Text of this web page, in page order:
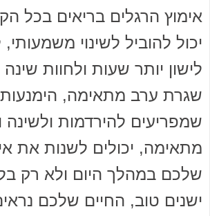
אימוץ הרגלים בריאים בכל
יכול להוביל לשינוי
לישון יותר שעות ולחוות
שגרת ערב מתאימה, הימנעות
שמפריעים להירדמות ולשינה
מתאימה, יכולים לשנות את
שלכם במהלך היום ולא רק
ישנים טוב, החיים שלכם